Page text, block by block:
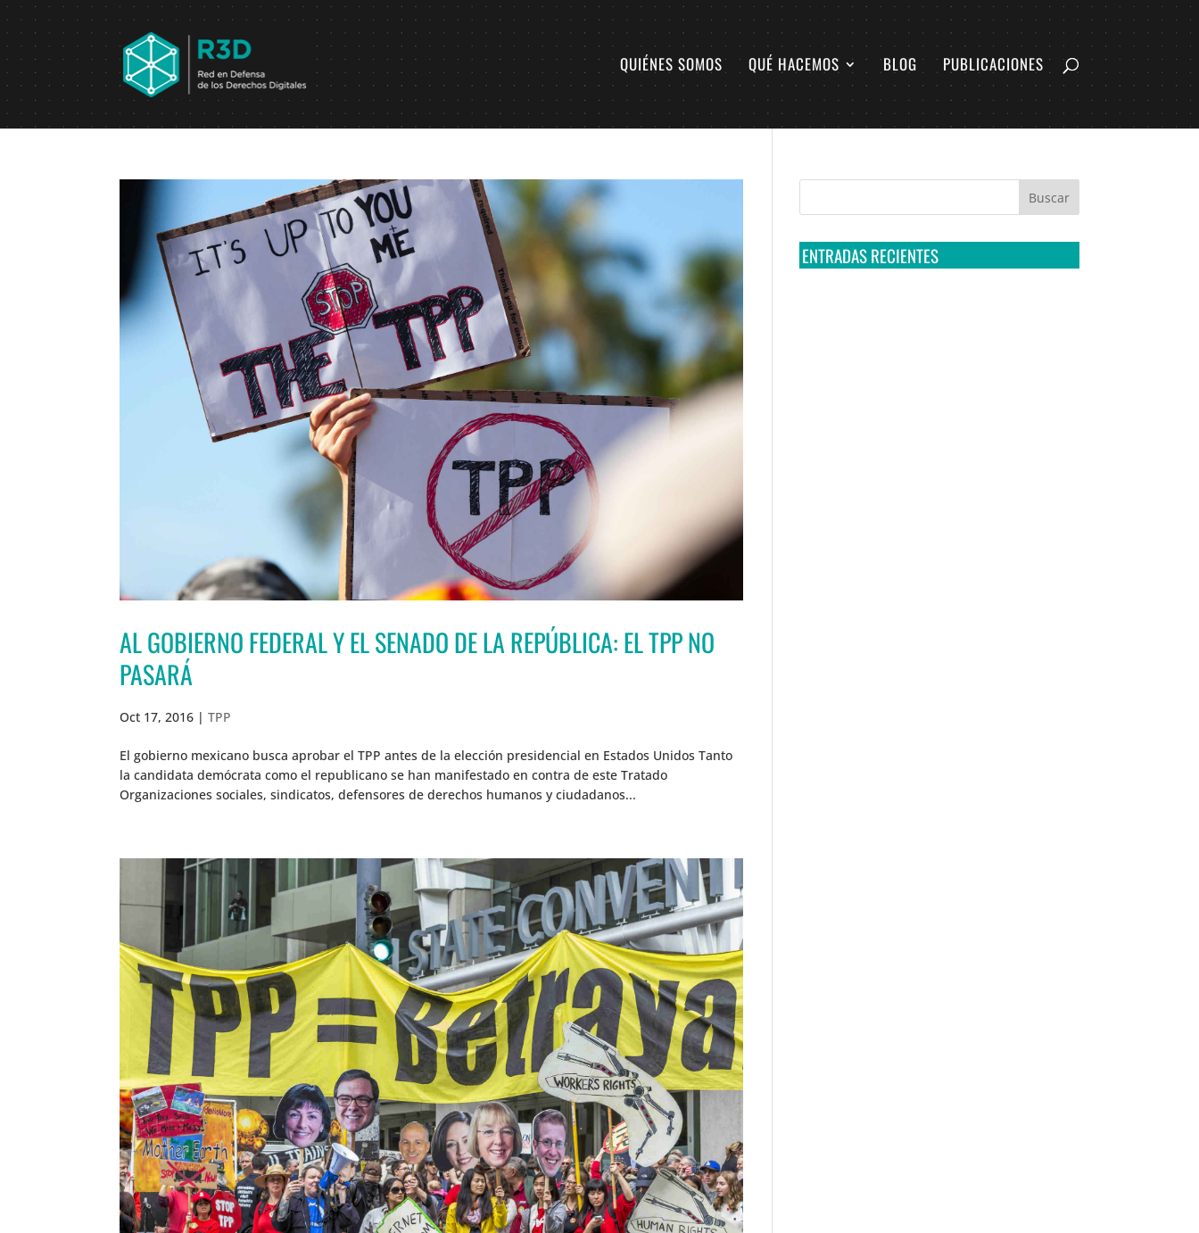
QUIÉNES SOMOS QUÉ HACEMOS BLOG PUBLICACIONES
AL GOBIERNO FEDERAL Y EL SENADO DE LA REPÚBLICA: EL TPP NO
PASARÁ
Oct 17, 2016 |TPP
El gobierno mexicano busca aprobar el TPP antes de la elección presidencial en Estados Unidos Tanto
la candidata demócrata como el republicano se han manifestado en contra de este Tratado
Organizaciones sociales, sindicatos, defensores de derechos humanos y ciudadanos...
ENTRADAS RECIENTES